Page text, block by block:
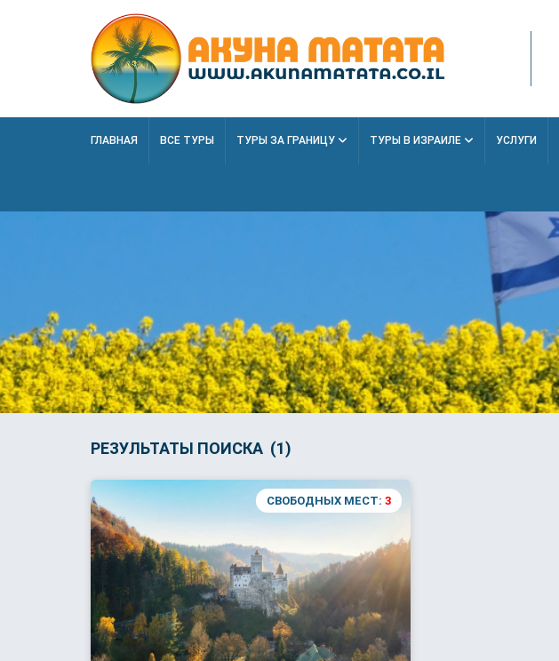
ГЛАВНАЯ ВСЕ ТУРЫ ТУРЫ ЗА ГРАНИЦУ ТУРЫ В ИЗРАИЛЕ УСЛУГИ
РЕЗУЛЬТАТЫ ПОИСКА (1)
СВОБОДНЫХ МЕСТ: 3